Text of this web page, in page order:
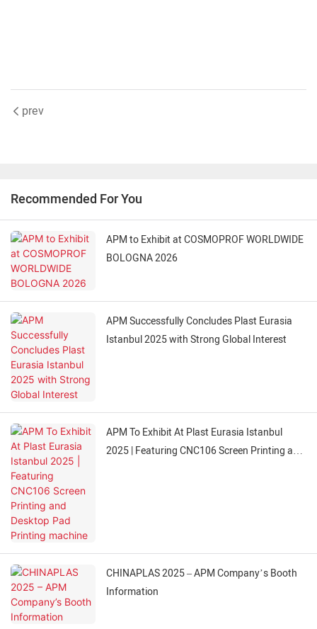
prev
Recommended For You
APM to Exhibit at COSMOPROF WORLDWIDE
BOLOGNA 2026
APM Successfully Concludes Plast Eurasia
Istanbul 2025 with Strong Global Interest
APM To Exhibit At Plast Eurasia Istanbul
2025 | Featuring CNC106 Screen Printing and
CHINAPLAS 2025 – APM Company’s Booth
Information